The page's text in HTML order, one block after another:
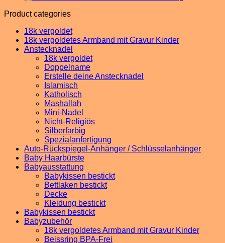
Product categories
18k vergoldet
18k vergoldetes Armband mit Gravur Kinder
Anstecknadel
18k vergoldet
Doppelname
Erstelle deine Anstecknadel
Islamisch
Katholisch
Mashallah
Mini-Nadel
Nicht-Religiös
Silberfarbig
Spezialanfertigung
Auto-Rückspiegel-Anhänger / Schlüsselanhänger
Baby Haarbürste
Babyausstattung
Babykissen bestickt
Bettlaken bestickt
Decke
Kleidung bestickt
Babykissen bestickt
Babyzubehör
18k vergoldetes Armband mit Gravur Kinder
Beissring BPA-Frei